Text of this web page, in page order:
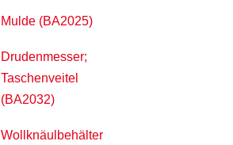
Mulde (BA2025)
Drudenmesser;
Taschenveitel
(BA2032)
Wollknäulbehälter